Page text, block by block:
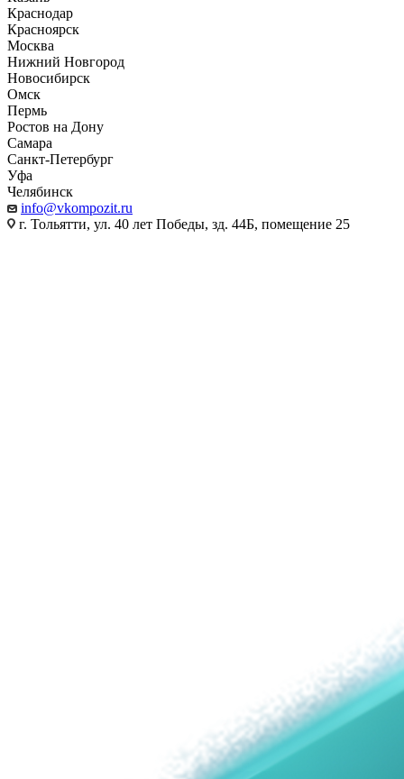
Краснодар
Красноярск
Москва
Нижний Новгород
Новосибирск
Омск
Пермь
Ростов на Дону
Самара
Санкт-Петербург
Уфа
Челябинск
info@vkompozit.ru
г. Тольятти, ул. 40 лет Победы, зд. 44Б, помещение 25